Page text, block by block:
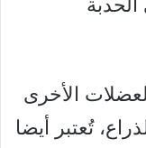
الأخرى
تُعتبر أيضا